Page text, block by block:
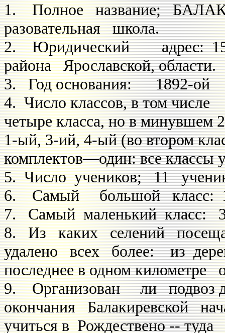
1. Полное название;
разовательная школа.
2. Юридический адрес:
района Ярославской, области.
3. Год основания: 1892-ой
4. Число классов, в том
четыре класса, но в минувшем
1-ый, 3-ий, 4-ый (во втором
комплектов—один: все классы
5. Число учеников; 11
6. Самый большой класс:
7. Самый маленький класс:
8. Из каких селений
удалено всех более: из
последнее в одном
9. Организован ли подвоз
окончания Балакиревской
учиться в Рождествено --